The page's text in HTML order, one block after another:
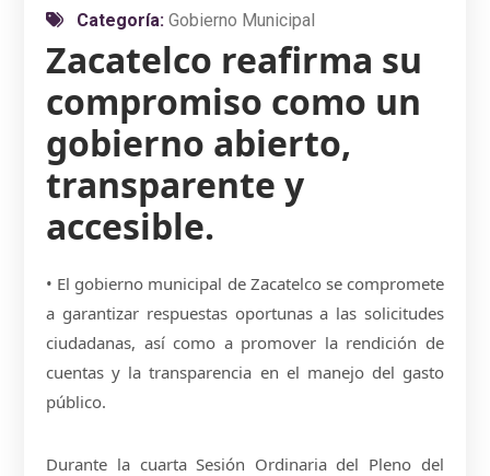
Categoría:Gobierno Municipal
Zacatelco reafirma su
compromiso como un
gobierno abierto,
transparente y
accesible.
• El gobierno municipal de Zacatelco se compromete
a garantizar respuestas oportunas a las solicitudes
ciudadanas, así como a promover la rendición de
cuentas y la transparencia en el manejo del gasto
público.
Durante la cuarta Sesión Ordinaria del Pleno del